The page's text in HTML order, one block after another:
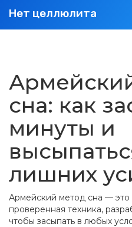
Нет целлюлита
сна: как
минуты и
лишних
Армейский метод сна — это
проверенная техника,
чтобы засыпать в любых